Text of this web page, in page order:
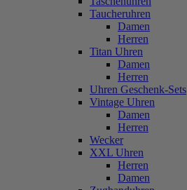
Taucheruhren
Damen
Herren
Titan Uhren
Damen
Herren
Uhren Geschenk-Sets
Vintage Uhren
Damen
Herren
Wecker
XXL Uhren
Herren
Damen